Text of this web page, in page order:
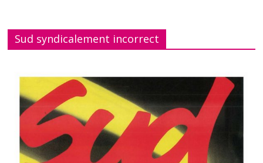
Sud syndicalement incorrect